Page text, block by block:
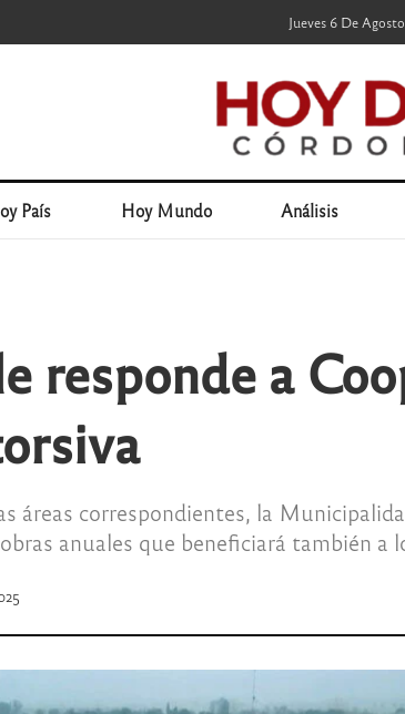
Jueves 6 De Agosto
País Hoy Mundo Análisis
responde a
áreas correspondientes, la
anuales que beneficiará también a